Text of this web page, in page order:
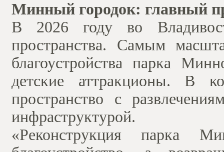
Минный городок: главный
В 2026 году во
пространства. Самым
благоустройства парка
детские аттракционы. В
пространство с
инфраструктурой.
«Реконструкция парка